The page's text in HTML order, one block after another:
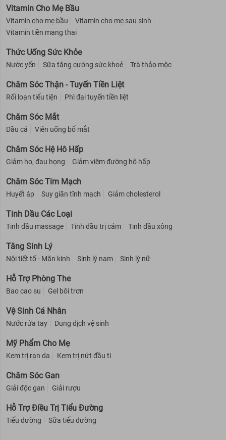
Vitamin Cho Mẹ Bầu
Vitamin cho mẹ bầu
Vitamin cho mẹ sau sinh
Vitamin tiền mang thai
Thức Uống Sức Khỏe
Nước yến Sữa tăng cường sức khoẻ Trà thảo mộc
Chăm Sóc Thận - Tuyến Tiền Liệt
Rối loạn tiểu tiện Phì đại tuyến tiền liệt
Chăm Sóc Mắt
Dầu cá Viên uống bổ mắt
Chăm Sóc Hệ Hô Hấp
Giảm ho, đau họng Giảm viêm đường hô hấp
Chăm Sóc Tim Mạch
Huyết áp Suy giãn tĩnh mạch Giảm cholesterol
Tinh Dầu Các Loại
Tinh dầu massage Tinh dầu trị cảm Tinh dầu xông
Tăng Sinh Lý
Nội tiết tố - Mãn kinh Sinh lý nam Sinh lý nữ
Hỗ Trợ Phòng The
Bao cao su Gel bôi trơn
Vệ Sinh Cá Nhân
Nước rửa tay Dung dịch vệ sinh
Mỹ Phẩm Cho Mẹ
Kem trị rạn da Kem trị nứt đầu ti
Chăm Sóc Gan
Giải độc gan Giải rượu
Hỗ Trợ Điều Trị Tiểu Đường
Tiểu đường Sữa tiểu đường